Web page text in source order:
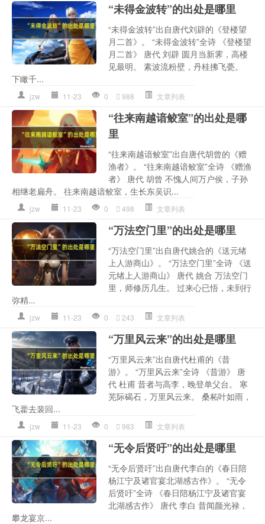
“未得金波转”的出处是哪里
“未得金波转”出自唐代刘辟的《登楼望
月二首》。 “未得金波转”全诗 《登楼望
月二首》 唐代 刘辟 圆月当新霁，高楼
见最明。 素波流粉壁，丹桂拂飞甍。
下瞰千...
jzw 11-23 0 988 文章列表
“往来南越谙鲛室”的出处是哪
里
“往来南越谙鲛室”出自唐代胡曾的《赠
渔者》。 “往来南越谙鲛室”全诗 《赠渔
者》 唐代 胡曾 不愧人间万户侯，子孙
相继老扁舟。 往来南越谙鲛室，生长东吴识...
jzw 11-23 0 498 文章列表
“万法空门里”的出处是哪里
“万法空门里”出自唐代姚合的《送元绪
上人游商山》。 “万法空门里”全诗 《送
元绪上人游商山》 唐代 姚合 万法空门
里，师修历几生。 过来心已悟，未到行
弥精...
jzw 11-23 0 243 文章列表
“万里风云来”的出处是哪里
“万里风云来”出自唐代杜甫的《昔
游》。 “万里风云来”全诗 《昔游》 唐
代 杜甫 昔者与高李，晚登单父台。 寒
芜际碣石，万里风云来。 桑柘叶如雨，
飞藿去裴回...
jzw 11-23 0 983 文章列表
“无令后贤吁”的出处是哪里
“无令后贤吁”出自唐代李白的《春日陪
杨江宁及诸官宴北湖感古作》。 “无令
后贤吁”全诗 《春日陪杨江宁及诸官宴
北湖感古作》 唐代 李白 昔闻颜光禄，
攀龙宴京...